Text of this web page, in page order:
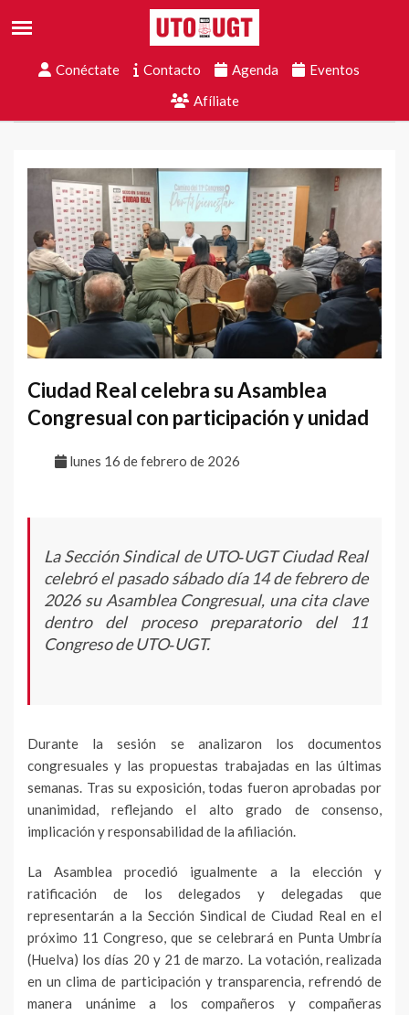
Conéctate Contacto Agenda
Eventos
Afíliate
Ciudad Real celebra su Asamblea
Congresual con participación y unidad
lunes 16 de febrero de 2026
La Sección Sindical de UTO‑UGT Ciudad Real
celebró el pasado sábado día 14 de febrero de
2026 su Asamblea Congresual, una cita clave
dentro del proceso preparatorio del 11
Congreso de UTO‑UGT.
Durante la sesión se analizaron los documentos
congresuales y las propuestas trabajadas en las últimas
semanas. Tras su exposición, todas fueron aprobadas por
unanimidad, reflejando el alto grado de consenso,
implicación y responsabilidad de la afiliación.
La Asamblea procedió igualmente a la elección y
ratificación de los delegados y delegadas que
representarán a la Sección Sindical de Ciudad Real en el
próximo 11 Congreso, que se celebrará en Punta Umbría
(Huelva) los días 20 y 21 de marzo. La votación, realizada
en un clima de participación y transparencia, refrendó de
manera unánime a los compañeros y compañeras